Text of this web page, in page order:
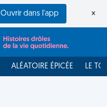
Ouvrir dans l'app ×
ALÉATOIRE ÉPICÉE LE